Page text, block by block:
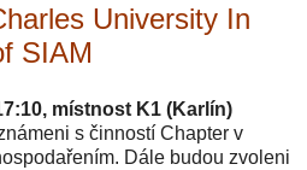
University In
SIAM
místnost K1 (Karlín)
s činností Chapter v
Dále budou zvoleni